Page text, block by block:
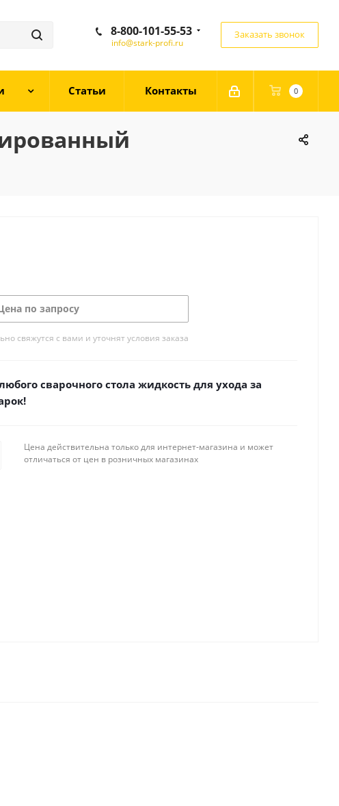
8-800-101-55-53
info@stark-profi.ru
Заказать звонок
0
Статьи Контакты
по запросу
свяжутся с вами и уточнят условия заказа
сварочного стола жидкость для ухода за
Цена действительна только для интернет-магазина и может
отличаться от цен в розничных магазинах